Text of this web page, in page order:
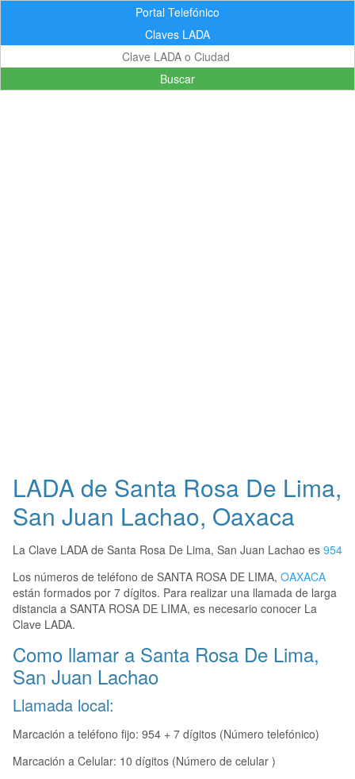
Portal Telefónico
Claves LADA
Buscar
LADA de Santa Rosa De Lima,
San Juan Lachao, Oaxaca
La Clave LADA de Santa Rosa De Lima, San Juan Lachao es 954
Los números de teléfono de SANTA ROSA DE LIMA, OAXACA
están formados por 7 dígitos. Para realizar una llamada de larga
distancia a SANTA ROSA DE LIMA, es necesario conocer La
Clave LADA.
Como llamar a Santa Rosa De Lima,
San Juan Lachao
Llamada local:
Marcación a teléfono fijo: 954 + 7 dígitos (Número telefónico)
Marcación a Celular: 10 dígitos (Número de celular )